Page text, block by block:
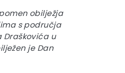
obilježja
s područja
Draškovića u
je Dan